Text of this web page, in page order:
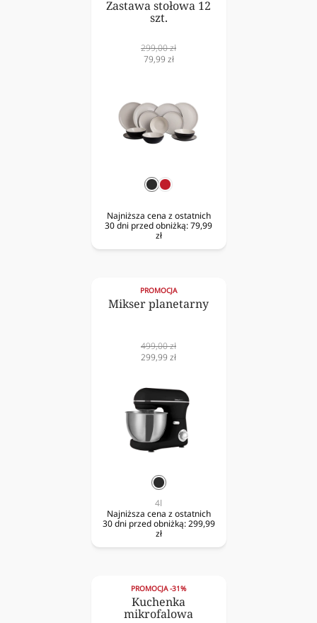
Zastawa stołowa 12
szt.
Cena
normalna
299,00 zł
Cena
79,99 zł
czarnyczerwony
Najniższa cena z ostatnich
30 dni przed obniżką:79,99
zł
PROMOCJA
Mikser planetarny
Cena
normalna
499,00 zł
Cena
299,99 zł
czarny
4l
Najniższa cena z ostatnich
30 dni przed obniżką: 299,99
zł
PROMOCJA -31%
Kuchenka
mikrofalowa